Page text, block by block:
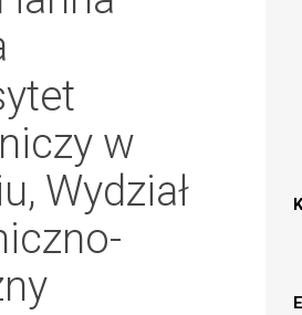
w
Wydział